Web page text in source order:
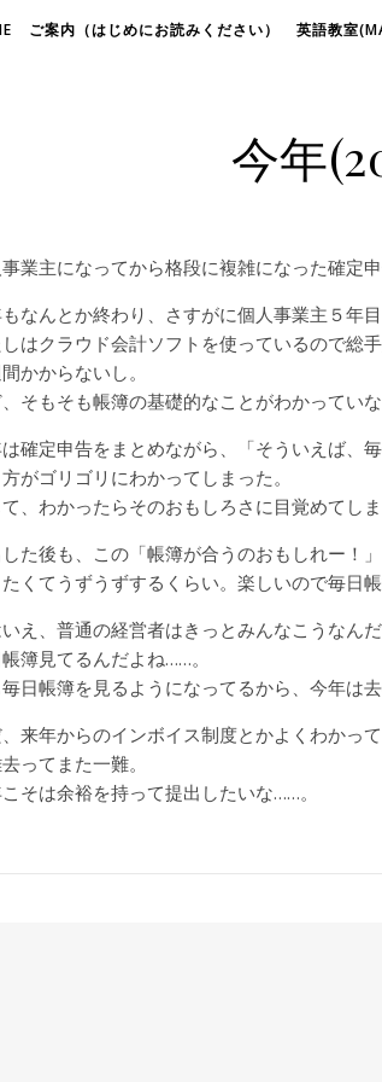
ご案内（はじめにお読みください） 英語教室
今年
業主になってから格段に複雑になった確定
なんとか終わり、さすがに個人事業主５年
はクラウド会計ソフトを使っているので総
かからないし。
そもそも帳簿の基礎的なことがわかってい
確定申告をまとめながら、「そういえば、
がゴリゴリにわかってしまった。
、わかったらそのおもしろさに目覚めてし
た後も、この「帳簿が合うのおもしれー！
くてうずうずするくらい。楽しいので毎日
え、普通の経営者はきっとみんなこうなんだ
簿見てるんだよね……。
日帳簿を見るようになってるから、今年は
来年からのインボイス制度とかよくわかっ
ってまた一難。
そは余裕を持って提出したいな……。